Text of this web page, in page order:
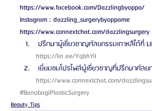
https://www.facebook.com/Dazzlingbyoppa/
Instagram : dazzling_surgerybyoppame
https://www.connextchat.com/dazzlingsurgery
ปรึกษาผู้เชี่ยวชาญศัลยกรรมเกาหลีได้ที่
https://lin.ee/YqbhYiI
เยี่ยมชมโปรไฟล์ผู้เชี่ยวชาญที่ปรึกษาศัลย
https://www.connextchat.com/
#BanobagiPlasticSurgery
Beauty Tips